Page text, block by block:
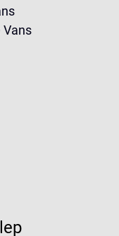
Vans